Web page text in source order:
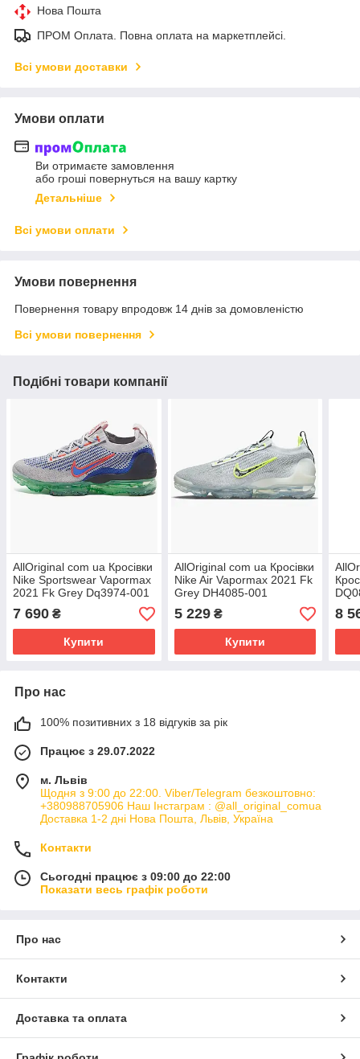
Нова Пошта
ПРОМ Оплата. Повна оплата на маркетплейсі.
Всі умови доставки
Умови оплати
Ви отримаєте замовлення
або гроші повернуться на вашу картку
Детальніше
Всі умови оплати
Умови повернення
Повернення товару впродовж 14 днів за домовленістю
Всі умови повернення
Подібні товари компанії
AllOriginal com ua Кросівки
Nike Sportswear Vapormax
2021 Fk Grey Dq3974-001
РОЗМІРИ ЗАПИТУЙТЕ
7 690 ₴
Купити
AllOriginal com ua Кросівки
Nike Air Vapormax 2021 Fk
Grey DH4085-001
РОЗМІРИ ЗАПИТУЙТЕ
5 229₴
Купити
8
Про нас
100% позитивних з 18 відгуків за рік
Працює з 29.07.2022
м. Львів
Щодня з 9:00 до 22:00. Viber/Telegram безкоштовно:
+380988705906 Наш Інстаграм : @all_original_comua
Доставка 1-2 дні Нова Пошта, Львів, Україна
Контакти
Сьогодні працює з 09:00 до 22:00
Показати весь графік роботи
Про нас
Контакти
Доставка та оплата